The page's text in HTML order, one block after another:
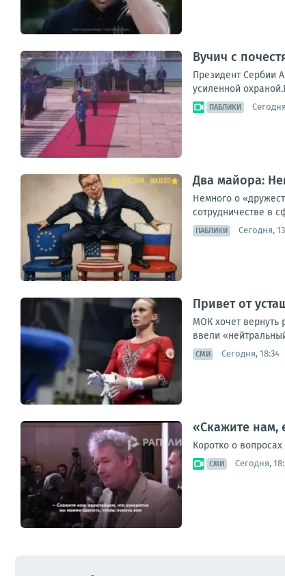
Вучич с
Президент Сербии
усиленной
ПАБЛИКИ
Два майора:
Немного о
сотрудничестве в
ПАБЛИКИ Сегодня,
Привет от
МОК хочет вернуть
ввели
СМИ Сегодня, 18:34
«Скажите нам,
Коротко о
СМИ Сегодня,